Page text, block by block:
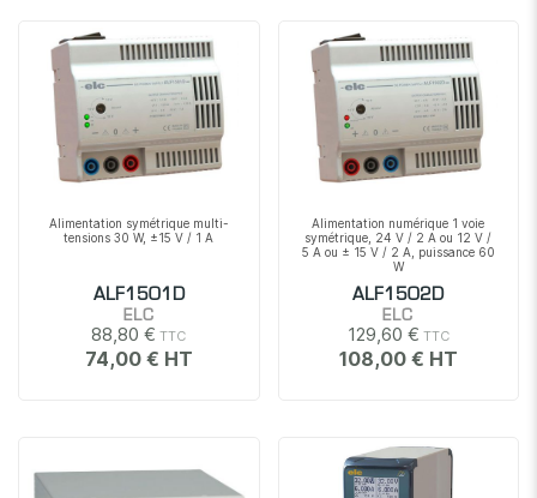
Alimentation symétrique multi-
tensions 30 W, ±15 V / 1 A
ALF1501D
ELC
88,80 €
74,00 €
Alimentation numérique 1 voie
symétrique, 24 V / 2 A ou 12 V /
5 A ou ± 15 V / 2 A, puissance 60
W
ALF1502D
ELC
129,60 €
108,00 €